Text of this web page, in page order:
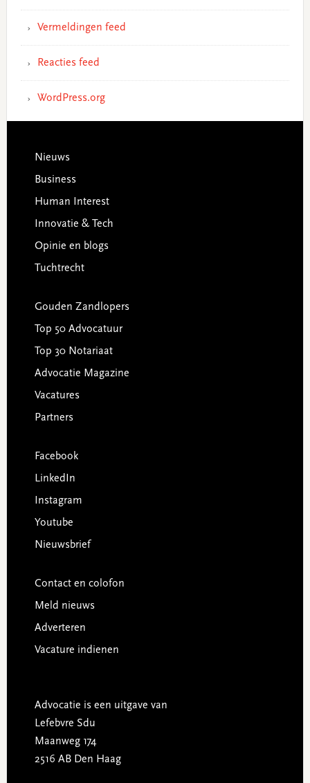
Vermeldingen feed
Reacties feed
WordPress.org
Footer
Nieuws
Business
Human Interest
Innovatie & Tech
Opinie en blogs
Tuchtrecht
Gouden Zandlopers
Top 50 Advocatuur
Top 30 Notariaat
Advocatie Magazine
Vacatures
Partners
Facebook
LinkedIn
Instagram
Youtube
Nieuwsbrief
Contact en colofon
Meld nieuws
Adverteren
Vacature indienen
Advocatie is een uitgave van
Lefebvre Sdu
Maanweg 174
2516 AB Den Haag